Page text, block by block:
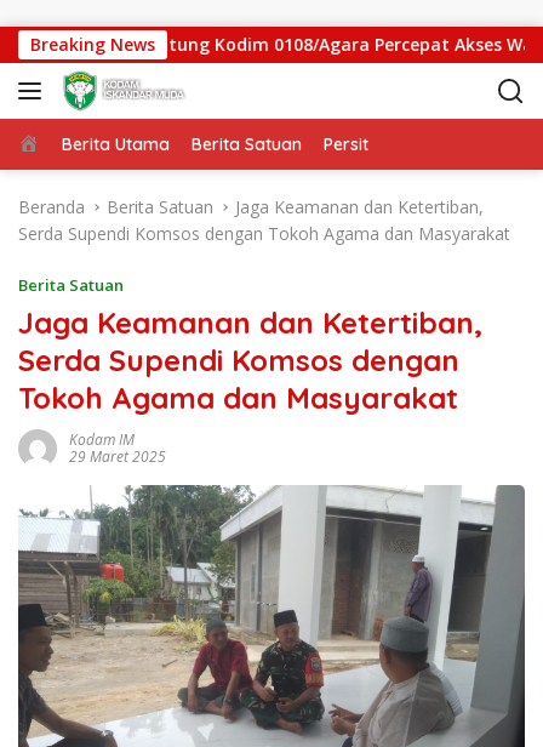
Breaking News
Gantung Kodim 0108/Agara Percepat Akses Warga
Beranda
Berita Utama Berita Satuan Persit
Beranda Berita Satuan
Jaga Keamanan dan Ketertiban,
Serda Supendi Komsos dengan Tokoh Agama dan Masyarakat
Berita Satuan
Jaga Keamanan dan Ketertiban,
Serda Supendi Komsos dengan
Tokoh Agama dan Masyarakat
Kodam IM
29 Maret 2025